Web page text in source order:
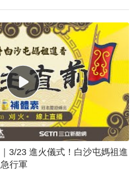
3/23 進火儀式！白沙屯媽祖進
行軍